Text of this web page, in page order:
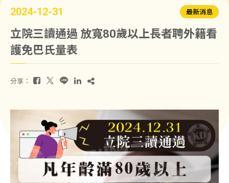
2024-12-31 最新消息
立院三讀通過 放寬80歲以上長者聘外籍看
護免巴氏量表
分享：